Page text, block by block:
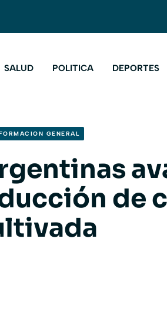
SALUD POLITICA DEPORTES
GENERAL
de